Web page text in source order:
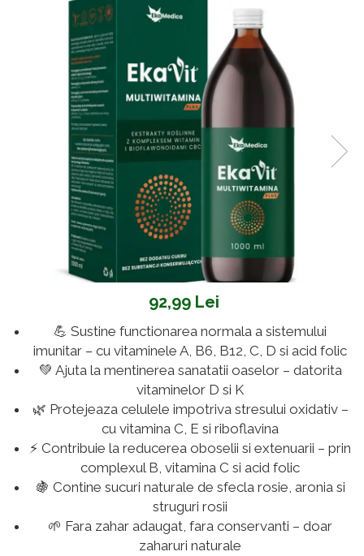
Pierdere Greutate
Sucuri Naturale
Sistem Respirator
Stress & Somn
Tract Urinar
Tratament Par
Vitamine & Suplimente
Vitamine Coloidale
92,99 Lei
💪 Sustine functionarea normala a sistemului
imunitar – cu vitaminele A, B6, B12, C, D si acid folic
💚 Ajuta la mentinerea sanatatii oaselor – datorita
vitaminelor D si K
🌿 Protejeaza celulele impotriva stresului oxidativ –
cu vitamina C, E si riboflavina
⚡ Contribuie la reducerea oboselii si extenuarii – prin
complexul B, vitamina C si acid folic
🍇 Contine sucuri naturale de sfecla rosie, aronia si
struguri rosii
🌱 Fara zahar adaugat, fara conservanti – doar
zaharuri naturale